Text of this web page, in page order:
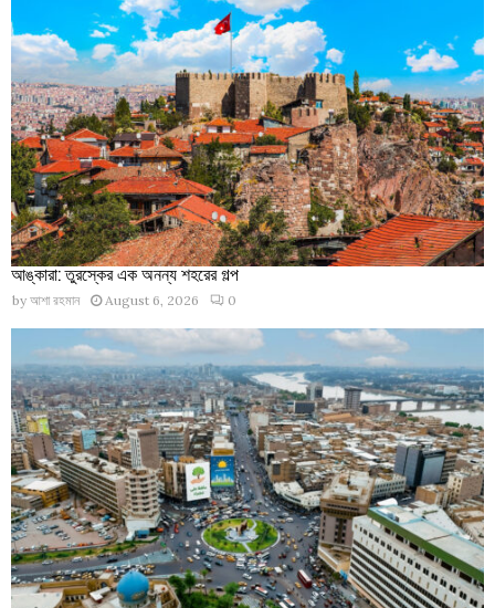
আঙ্কারা: তুরস্কের এক অনন্য শহরের গল্প
by আশা রহমান August 6, 2026 0